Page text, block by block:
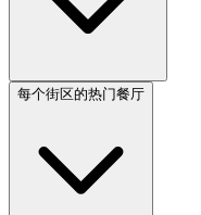
每个街区的热门餐厅